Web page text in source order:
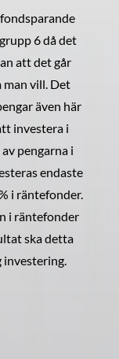
6 då det
att det går
man vill. Det
även här
investera i
pengarna i
endaste
i räntefonder.
i räntefonder
ska detta